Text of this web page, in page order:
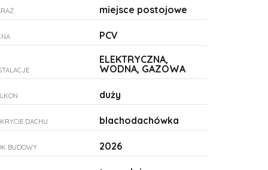
miejsce postojowe
PCV
ELEKTRYCZNA,
WODNA, GAZOWA
duży
DACHU blachodachówka
BUDOWY 2026